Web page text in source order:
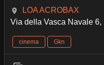
LOA ACROBAX
Via della Vasca Navale
cinema Gkn